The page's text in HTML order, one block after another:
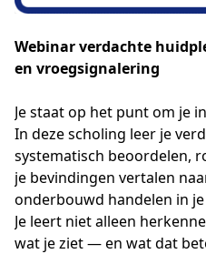
Webinar verdachte
en vroegsignalering
Je staat op het punt om je
In deze scholing leer je
systematisch beoordelen,
je bevindingen vertalen
onderbouwd handelen in
Je leert niet alleen
wat je ziet — en wat dat